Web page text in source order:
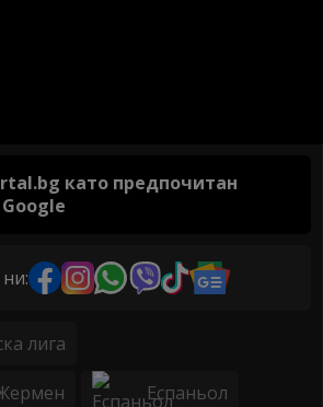
като предпочитан
лига
Еспаньол